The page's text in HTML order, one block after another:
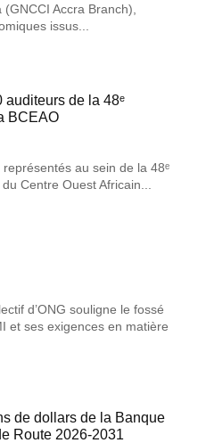
Accra Branch),
issus...
auditeurs de la 48ᵉ
BCEAO
au sein de la 48ᵉ
Centre Ouest Africain...
d’ONG souligne le fossé
et ses exigences en matière
de dollars de la Banque
Route 2026-2031